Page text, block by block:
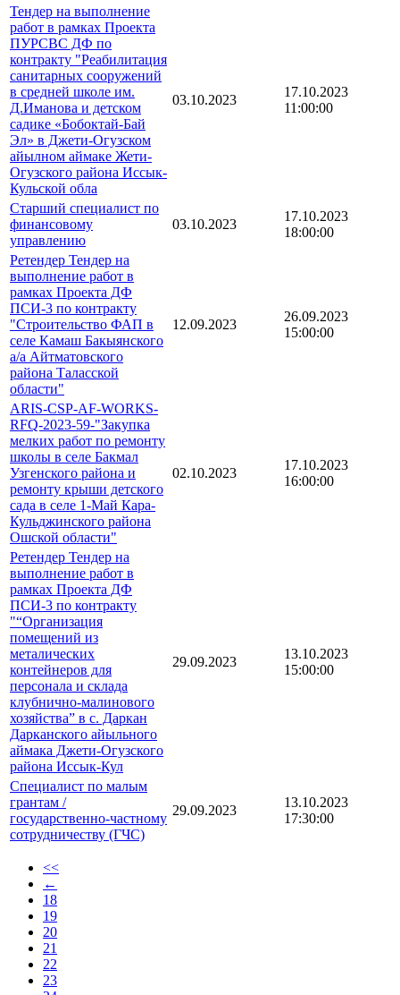
Тендер на выполнение
работ в рамках Проекта
ПУРСВС ДФ по
контракту "Реабилитация
санитарных сооружений
в средней школе им.
Д.Иманова и детском
садике «Бобоктай-Бай
Эл» в Джети-Огузском
айылном аймаке Жети-
Огузского района Иссык-
Кульской обла
03.10.2023
17.10.2023
11:00:00
Старший специалист по
финансовому
управлению
03.10.2023
17.10.2023
18:00:00
Ретендер Тендер на
выполнение работ в
рамках Проекта ДФ
ПСИ-3 по контракту
"Строительство ФАП в
селе Камаш Бакыянского
а/а Айтматовского
района Таласской
области"
12.09.2023
26.09.2023
15:00:00
ARIS-CSP-AF-WORKS-
RFQ-2023-59-"Закупка
мелких работ по ремонту
школы в селе Бакмал
Узгенского района и
ремонту крыши детского
сада в селе 1-Май Кара-
Кульджинского района
Ошской области"
02.10.2023
17.10.2023
16:00:00
Ретендер Тендер на
выполнение работ в
рамках Проекта ДФ
ПСИ-3 по контракту
"“Организация
помещений из
металических
контейнеров для
персонала и склада
клубнично-малинового
хозяйства” в с. Даркан
Дарканского айыльного
аймака Джети-Огузского
района Иссык-Кул
29.09.2023
13.10.2023
15:00:00
Специалист по малым
грантам /
государственно-частному
сотрудничеству (ГЧС)
29.09.2023
13.10.2023
17:30:00
<<
←
18
19
20
21
22
23